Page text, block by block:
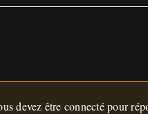
devez être connecté pour